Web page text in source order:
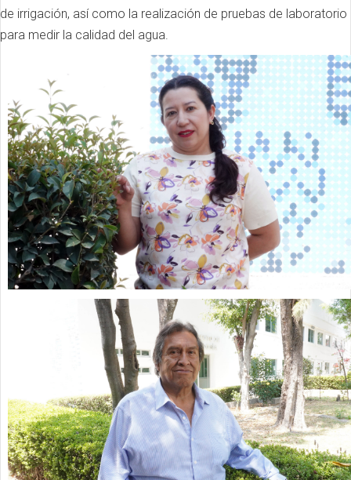
de irrigación, así como la realización de pruebas de laboratorio
para medir la calidad del agua.